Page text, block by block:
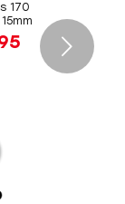
170